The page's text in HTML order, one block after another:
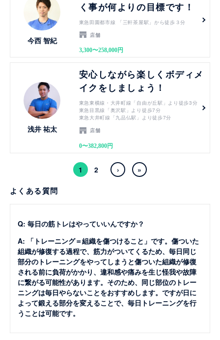
今西 智紀
く事が何よりの目標です！
東急田園都市線 「三軒茶屋駅」から徒歩３分
店舗
3,300〜258,000円
浅井 祐太
安心しながら楽しくボディメ
イクをしましょう！
東急東横線・大井町線「自由が丘駅」より徒歩3分
東急目黒線「奥沢駅」より徒歩7分
東急大井町線「九品仏駅」より徒歩7分
店舗
0〜382,800円
1 2 › »
よくある質問
Q: 毎日の筋トレはやっていいんですか？
A: 「トレーニング＝組織を傷つけること」です。傷ついた
組織が修復する過程で、筋力がついてくるため、毎日同じ
部分のトレーニングをやってしまうと傷ついた組織が修復
される前に負荷がかかり、違和感や痛みを生じ怪我や故障
に繋がる可能性があります。そのため、同じ部位のトレー
ニングは毎日やらないことをおすすめします。ですが日に
よって鍛える部分を変えることで、毎日トレーニングを行
うことは可能です。